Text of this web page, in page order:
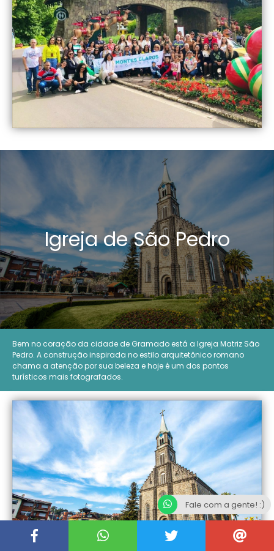
Igreja de São Pedro
Bem no coração da cidade de Gramado está a Igreja Matriz São
Pedro. A construção inspirada no estilo arquitetônico romano
chama a atenção por sua beleza e hoje é um dos pontos
turísticos mais fotografados.
Fale com a gente! :)